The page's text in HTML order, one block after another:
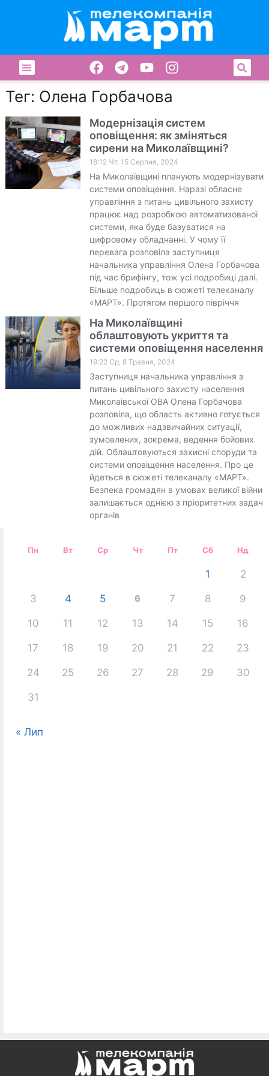
Тег: Олена Горбачова
Модернізація систем
оповіщення: як зміняться
сирени на Миколаївщині?
18:12 Чт, 15 Серпня, 2024
На Миколаївщині планують модернізувати
системи оповіщення. Наразі обласне
управління з питань цивільного захисту
працює над розробкою автоматизованої
системи, яка буде базуватися на
цифровому обладнанні. У чому її
перевага розповіла заступниця
начальника управління Олена Горбачова
під час брифінгу, тож усі подробиці далі.
Більше подробиць в сюжеті телеканалу
«МАРТ». Протягом першого півріччя
На Миколаївщині
облаштовують укриття та
системи оповіщення населення
19:22 Ср, 8 Травня, 2024
Заступниця начальника управління з
питань цивільного захисту населення
Миколаївської ОВА Олена Горбачова
розповіла, що область активно готується
до можливих надзвичайних ситуації,
зумовлених, зокрема, ведення бойових
дій. Облаштовуються захисні споруди та
системи оповіщення населення. Про це
йдеться в сюжеті телеканалу «МАРТ».
Безпека громадян в умовах великої війни
залишається однією з пріоритетних задач
органів
Пн Вт Ср Чт Пт Сб Нд
1 2
3 4 5 6 7 8 9
10 11 12 13 14 15 16
17 18 19 20 21 22 23
24 25 26 27 28 29 30
31
« Лип